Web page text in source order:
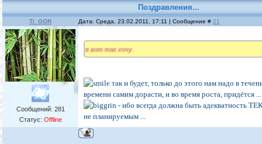
Поздравления...
Ti_GOR Дата: Среда, 23.02.2011, 17:11 | Сообщение #21
Сообщений: 281
Статус: Offline
я вот так хочу.
так и будет, только до этого нам надо в
времени самим дорасти, и во время роста, придётся ...
- ибо всегда должна быть адекватность
не планируемым ...